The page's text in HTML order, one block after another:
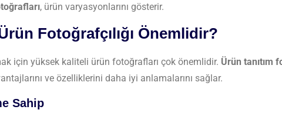
, ürün varyasyonlarını gösterir.
Fotoğrafçılığı Önemlidir?
için yüksek kaliteli ürün fotoğrafları çok önemlidir. Ürün tanıtım
ve özelliklerini daha iyi anlamalarını sağlar.
Sahip